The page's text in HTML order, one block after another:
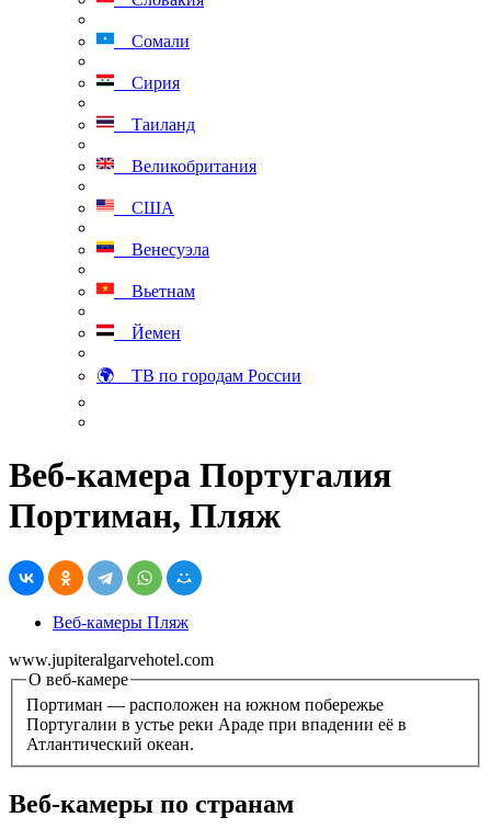
Сомали
Сирия
Таиланд
Великобритания
США
Венесуэла
Вьетнам
Йемен
🌍 ТВ по городам России
Веб-камера Португалия
Портиман, Пляж
Веб-камеры Пляж
www.jupiteralgarvehotel.com
О веб-камере
Портиман — расположен на южном побережье
Португалии в устье реки Араде при впадении её в
Атлантический океан.
Веб-камеры по странам